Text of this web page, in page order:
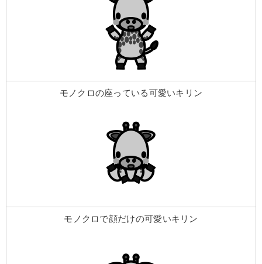
モノクロの座っている可愛いキリン
モノクロで顔だけの可愛いキリン